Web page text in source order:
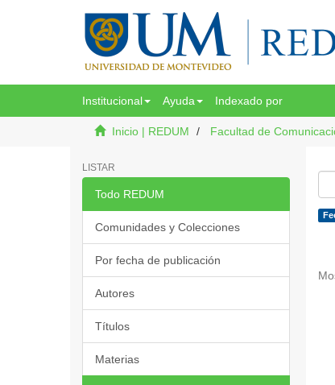
Institucional Ayuda Indexado por
Inicio | REDUM Facultad de
LISTAR
Todo REDUM
Comunidades y Colecciones
Por fecha de publicación
Autores
Títulos
Materias